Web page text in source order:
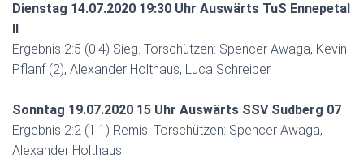
Dienstag 14.07.2020 19:30 Uhr Auswärts TuS Ennepetal
II
Ergebnis 2:5 (0:4) Sieg. Torschützen: Spencer Awaga, Kevin
Pflanf (2), Alexander Holthaus, Luca Schreiber
Sonntag 19.07.2020 15 Uhr Auswärts SSV Sudberg 07
Ergebnis 2:2 (1:1) Remis. Torschützen: Spencer Awaga,
Alexander Holthaus